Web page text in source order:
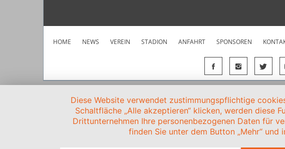
HOME NEWS VEREIN STADION ANFAHRT SPONSOREN
Diese Website verwendet zustimmungspflichtige
Schaltfläche „Alle akzeptieren“ klicken, werden
Drittunternehmen Ihre personenbezogenen Daten für
finden Sie unter dem Button „Mehr“